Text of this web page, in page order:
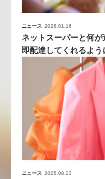
ニュース 2026.01.16
ネットスーパーと何
即配達してくれるよう
ニュース 2025.08.23